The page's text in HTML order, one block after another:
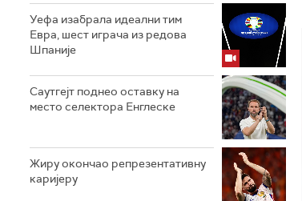
Уефа изабрала идеални тим
Евра, шест играча из редова
Шпаније
Саутгејт поднео оставку на
место селектора Енглеске
Жиру окончао репрезентативну
каријеру